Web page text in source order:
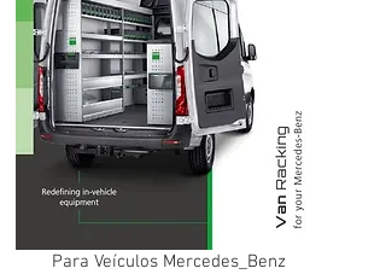
Para Veículos Mercedes_Benz